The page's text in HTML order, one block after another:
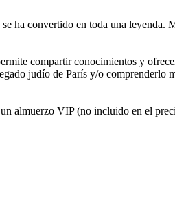
ha convertido en toda una
compartir conocimientos y
judío de París y/o comprenderlo
almuerzo VIP (no incluido en el